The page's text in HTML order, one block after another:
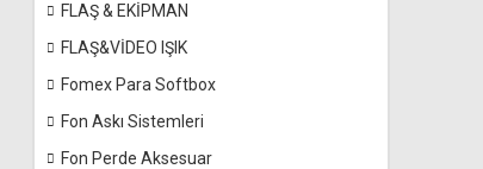
FLAŞ & EKİPMAN
FLAŞ&VİDEO IŞIK
Fomex Para Softbox
Fon Askı Sistemleri
Fon Perde Aksesuar